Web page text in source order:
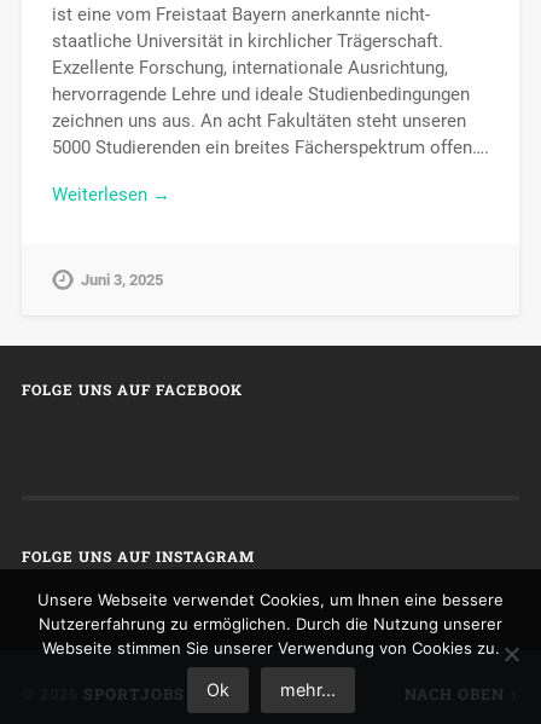
ist eine vom Freistaat Bayern anerkannte nicht-
staatliche Universität in kirchlicher Trägerschaft.
Exzellente Forschung, internationale Ausrichtung,
hervorragende Lehre und ideale Studienbedingungen
zeichnen uns aus. An acht Fakultäten steht unseren
5000 Studierenden ein breites Fächerspektrum offen….
Weiterlesen →
Juni 3, 2025
FOLGE UNS AUF FACEBOOK
FOLGE UNS AUF INSTAGRAM
SPORTJOBS NACH OBEN ↑
Unsere Webseite verwendet Cookies, um Ihnen eine bessere
Nutzererfahrung zu ermöglichen. Durch die Nutzung unserer
Webseite stimmen Sie unserer Verwendung von Cookies zu.
Ok mehr...